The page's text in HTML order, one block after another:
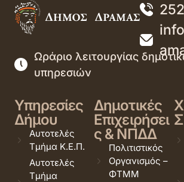
Ωράριο λειτουργίας
υπηρεσιών
Υπηρεσίες
Δήμου
Αυτοτελές
Τμήμα Κ.Ε.Π.
Αυτοτελές
Τμήμα
Δημοτικές
Επιχειρήσει
ς & ΝΠΔΔ
Πολιτιστικός
Οργανισμός –
ΦΤΜΜ